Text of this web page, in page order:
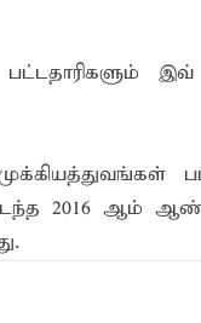
இவ்
கடந்த 2016 ஆம்